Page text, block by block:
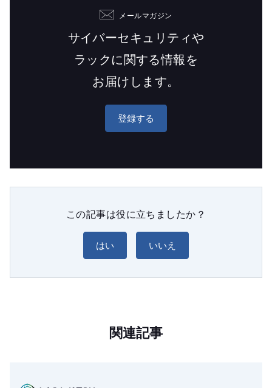
メールマガジン
サイバーセキュリティや
ラックに関する情報を
お届けします。
登録する
この記事は役に立ちましたか？
はい いいえ
関連記事